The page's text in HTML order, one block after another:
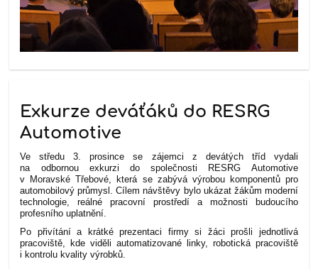
Exkurze deváťáků do RESRG
Automotive
Ve středu 3. prosince se zájemci z devátých tříd vydali
na odbornou exkurzi do společnosti RESRG Automotive
v Moravské Třebové, která se zabývá výrobou komponentů pro
automobilový průmysl. Cílem návštěvy bylo ukázat žákům moderní
technologie, reálné pracovní prostředí a možnosti budoucího
profesního uplatnění.
Po přivítání a krátké prezentaci firmy si žáci prošli jednotlivá
pracoviště, kde viděli automatizované linky, robotická pracoviště
i kontrolu kvality výrobků.